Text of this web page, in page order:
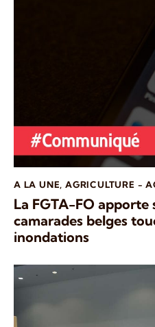
A LA UNE,AGRICULTURE -
La FGTA-FO apporte
camarades belges
inondations